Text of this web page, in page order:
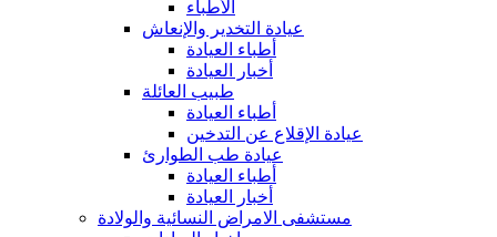
الأطباء
عيادة التخدير والإنعاش
أطباء العيادة
أخبار العيادة
طبيب العائلة
أطباء العيادة
عيادة الإقلاع عن التدخين
عيادة طب الطوارئ
أطباء العيادة
أخبار العيادة
مستشفى الامراض النسائية والولادة